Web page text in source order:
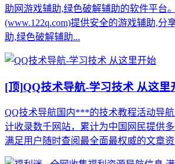
助网游戏辅助,绿色破解辅助的软件平台
(www.122q.com)提供安全的游戏辅助,分
助,绿色破解辅助...
[顶]QQ技术导航-学习技术 从这里
QQ技术导航国内***的技术教程活动导
计收录数千网站，累计为中国网民提供多
满足用户随时查阅最全面最权威的文章